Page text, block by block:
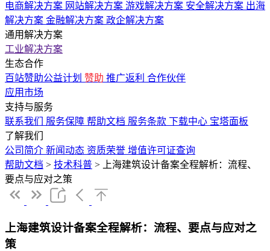
电商解决方案 网站解决方案 游戏解决方案 安全解决方案 出海
解决方案 金融解决方案 政企解决方案
通用解决方案
工业解决方案
生态合作
百站赞助公益计划 赞助 推广返利 合作伙伴
应用市场
支持与服务
联系我们
服务保障 帮助文档 服务条款 下载中心 宝塔面板
了解我们
公司简介 新闻动态 资质荣誉 增值许可证查询
帮助文档 > 技术科普 >
上海建筑设计备案全程解析：流程、
要点与应对之策
上海建筑设计备案全程解析：流程、要点与应对之
策